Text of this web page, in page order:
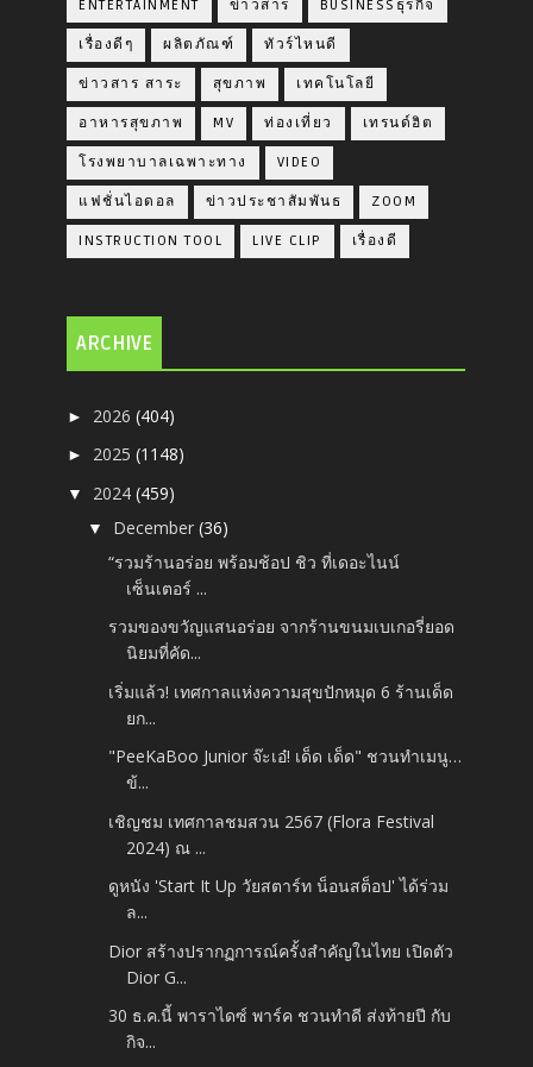
ENTERTAINMENT ข่าวสาร BUSINESSธุรกิจ
เรื่องดีๆ ผลิตภัณฑ์ ทัวร์ไหนดี
ข่าวสาร สาระ สุขภาพ เทคโนโลยี
อาหารสุขภาพ MV ท่องเที่ยว เทรนด์ฮิต
โรงพยาบาลเฉพาะทาง VIDEO
แฟชั่นไอดอล ข่าวประชาสัมพันธ ZOOM
INSTRUCTION TOOL LIVE CLIP เรื่องดี
ARCHIVE
► 2026(404)
► 2025(1148)
▼ 2024(459)
▼ December(36)
“รวมร้านอร่อย พร้อมช้อป ชิว ที่เดอะไนน์
เซ็นเตอร์ ...
รวมของขวัญแสนอร่อย จากร้านขนมเบเกอรี่ยอด
นิยมที่คัด...
เริ่มแล้ว! เทศกาลแห่งความสุขปักหมุด 6 ร้านเด็ด
ยก...
"PeeKaBoo Junior จ๊ะเอ๋! เด็ด เด็ด" ชวนทำเมนู…
ข้...
เชิญชม เทศกาลชมสวน 2567 (Flora Festival
2024) ณ ...
ดูหนัง 'Start It Up วัยสตาร์ท น็อนสต็อป' ได้ร่วม
ล...
Dior สร้างปรากฏการณ์ครั้งสำคัญในไทย เปิดตัว
Dior G...
30 ธ.ค.นี้ พาราไดซ์ พาร์ค ชวนทำดี ส่งท้ายปี กับ
กิจ...